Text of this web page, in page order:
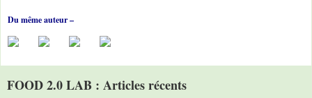
Du même auteur –
FOOD 2.0 LAB : Articles récents